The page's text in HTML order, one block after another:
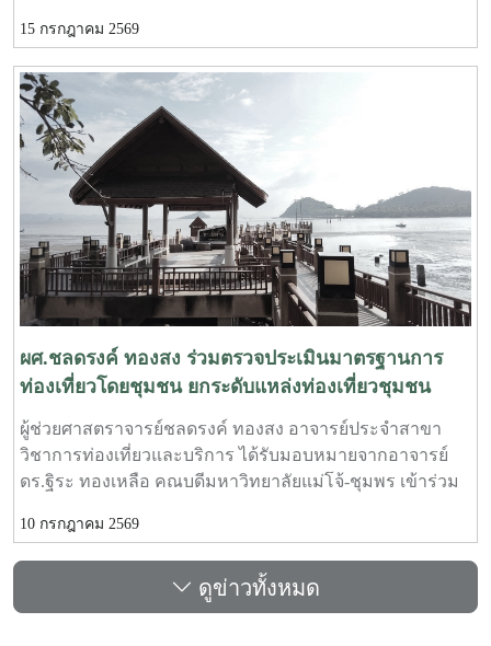
อย่างยั่งยืนต่อไป
สุวรรณโน ผู้อำนวยการสำนักงานคณบดี มหาวิทยาลัยแม่โจ้-
ชุมพร ให้การต้อนรับคณบดี ผู้อำนวยการกองฯ และสำนักฯ
มหาวิทยาลัยแม่โจ้ ในโอกาสที่เข้าร่วมโครงการ “สัมมนา
หัวหน้าส่วนงาน (Dean forum) สัญจร มหาวิทยาลัยแม่โจ้-
ชุมพร” ในระหว่างวันที่ 13-15 กรกฎาคม 2569 ณ
มหาวิทยาลัยแม่โจ้-ชุมพร อำเภอละแม จังหวัดชุมพร พร้อม
กันนี้คณบดี ผู้อำนวยการกองฯ และผู้อำนวยการสำนักฯ ได้
เยี่ยมชมกิจการของมหาวิทยาลัยแม่โจ้-ชุมพร และความร่วม
มือทางวิชาการกับภาคเอกชนทั้งด้านพืชและประมงชายฝั่ง
โดยโครงการดังกล่าวมุ่งเน้นที่จะแลกเปลี่ยนเรียนรู้ “แนวทาง
การขับเคลื่อนและประเมินผลการดำเนินงานตามคำรับรอง
ปฏิบัติการปฏิบัติการ ประจำปีงบประมาณ 2570-2571 ตาม
เกณฑ์การประกันคุณภาพการศึกษาเพื่อการดำเนินการที่เป็น
เลิศ (EdPEx)
15 กรกฎาคม 2569
ผศ.ชลดรงค์ ทองสง ร่วมตรวจประเมินมาตรฐานการ
ท่องเที่ยวโดยชุมชน ยกระดับแหล่งท่องเที่ยวชุมชน
จังหวัดชุมพร
ผู้ช่วยศาสตราจารย์ชลดรงค์ ทองสง อาจารย์ประจำสาขา
วิชาการท่องเที่ยวและบริการ ได้รับมอบหมายจากอาจารย์
ดร.ฐิระ ทองเหลือ คณบดีมหาวิทยาลัยแม่โจ้-ชุมพร เข้าร่วม
ชุมชนในพื้นที่จังหวัดชุมพร ระหว่างวันที่ 9-10 กรกฏาคม
2569ในการนี้ ได้ดำเนินการตรวจประเมินจำนวน 2 พื้นที่
ได้แก่ ชุมชนเกาะพิทักษ์ อำเภอหลังสวน จังหวัดชุมพร และ
ชุมชนท้องตมใหญ่ อำเภอสวี จังหวัดชุมพร โดยมีหน่วยงานที่
10 กรกฎาคม 2569
ดูข่าวทั้งหมด